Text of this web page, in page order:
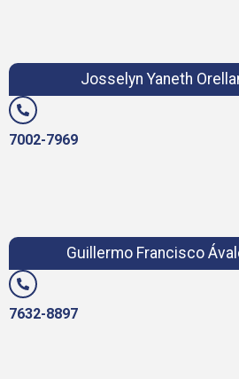
Josselyn Yaneth
7002-7969
Guillermo Francisco
7632-8897